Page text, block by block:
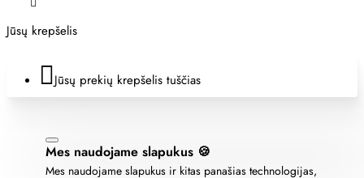
Jūsų krepšelis
Jūsų prekių krepšelis tuščias
Mes naudojame slapukus 🍪
Mes naudojame slapukus ir kitas panašias technologijas,